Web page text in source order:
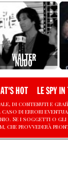
WALTER
NUDO
HOT LE SPY IN
di contenuti e
caso di errori
Se i soggetti
che provvederà